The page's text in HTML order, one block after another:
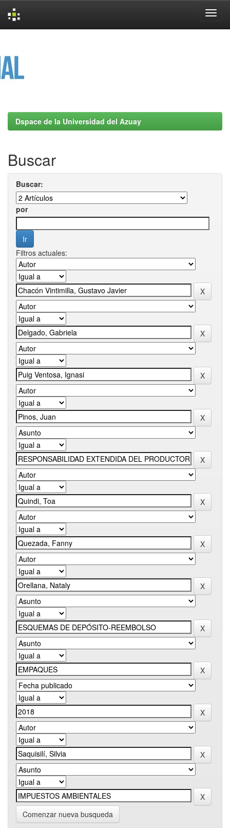
Dspace de la Universidad del Azuay
Buscar
Buscar:
por
Filtros actuales:
Comenzar nueva busqueda